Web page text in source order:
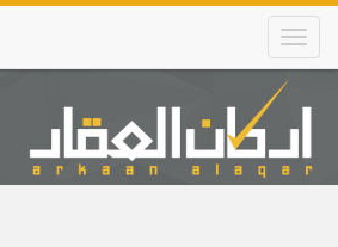
Skip
main
content
Main
navigation